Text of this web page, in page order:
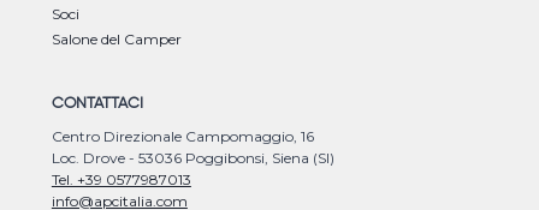
Soci
Salone del Camper
CONTATTACI
Centro Direzionale Campomaggio, 16
Loc. Drove - 53036 Poggibonsi, Siena (SI)
Tel. +39 0577987013
info@apcitalia.com